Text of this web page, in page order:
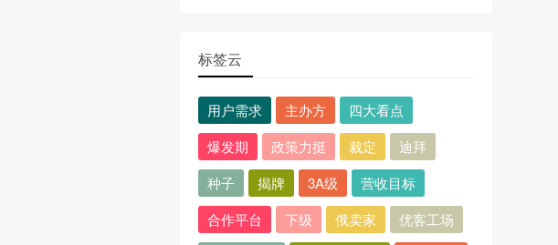
标签云
用户需求 主办方
四大看点
爆发期
政策力挺 裁定
迪拜
种子
揭牌 3A级
营收目标
合作平台
下级 俄卖家
优客工场